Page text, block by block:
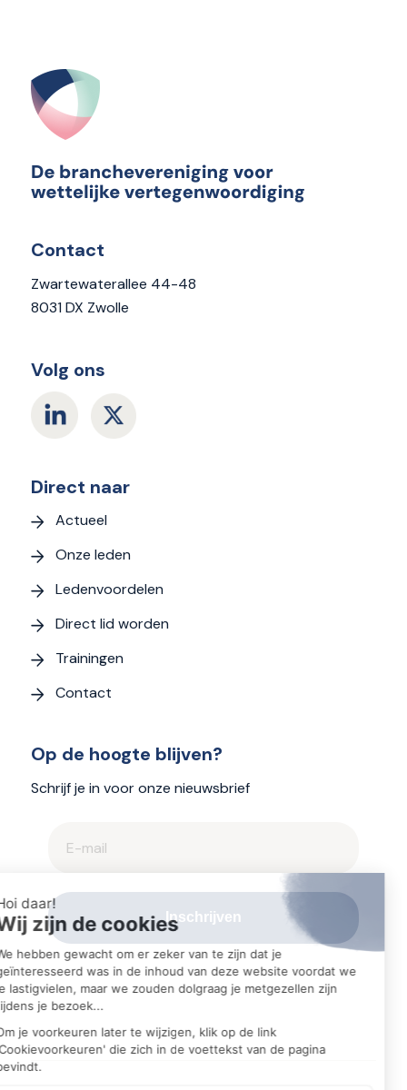
Contact
Zwartewaterallee 44-48
8031 DX Zwolle
Volg ons
Direct naar
Actueel
Onze leden
Ledenvoordelen
Direct lid worden
Trainingen
Contact
Op de hoogte blijven?
Schrijf je in voor onze nieuwsbrief